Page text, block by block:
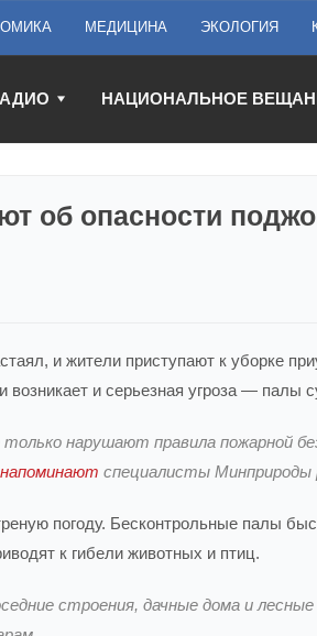
МЕДИЦИНА ЭКОЛОГИЯ
НАЦИОНАЛЬНОЕ
об опасности
и жители приступают к уборке
и серьезная угроза — палы
нарушают правила пожарной
напоминают специалисты Минприроды
погоду. Бесконтрольные палы
к гибели животных и птиц.
строения, дачные дома и